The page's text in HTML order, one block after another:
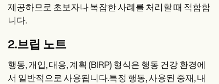
제공하므로 초보자나 복잡한 사례를 처리할 때 적합합
니다.
2.브립 노트
행동, 개입, 대응, 계획 (BIRP) 형식은 행동 건강 환경에
서 일반적으로 사용됩니다.특정 행동, 사용된 중재, 내